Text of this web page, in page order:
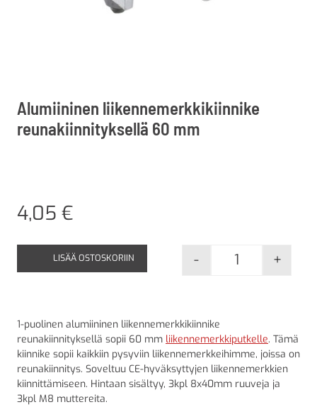
Alumiininen liikennemerkkikiinnike
reunakiinnityksellä 60 mm
4,05 €
Alumiininen
- +
LISÄÄ OSTOSKORIIN
1-puolinen alumiininen liikennemerkkikiinnike
reunakiinnityksellä sopii 60 mm liikennemerkkiputkelle. Tämä
kiinnike sopii kaikkiin pysyviin liikennemerkkeihimme, joissa on
reunakiinnitys. Soveltuu CE-hyväksyttyjen liikennemerkkien
kiinnittämiseen. Hintaan sisältyy, 3kpl 8x40mm ruuveja ja
3kpl M8 muttereita.